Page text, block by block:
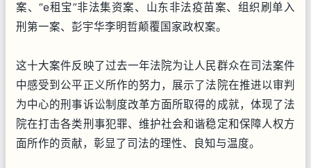
案、“e租宝”非法集资案、山东非法疫苗案、组织刷单入
刑第一案、彭宇华李明哲颠覆国家政权案。
这十大案件反映了过去一年法院为让人民群众在司法案件
中感受到公平正义所作的努力，展示了法院在推进以审判
为中心的刑事诉讼制度改革方面所取得的成就，体现了法
院在打击各类刑事犯罪、维护社会和谐稳定和保障人权方
面所作的贡献，彰显了司法的理性、良知与温度。